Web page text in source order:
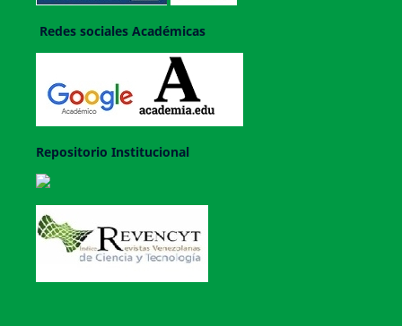
Redes sociales Académicas
Repositorio Institucional